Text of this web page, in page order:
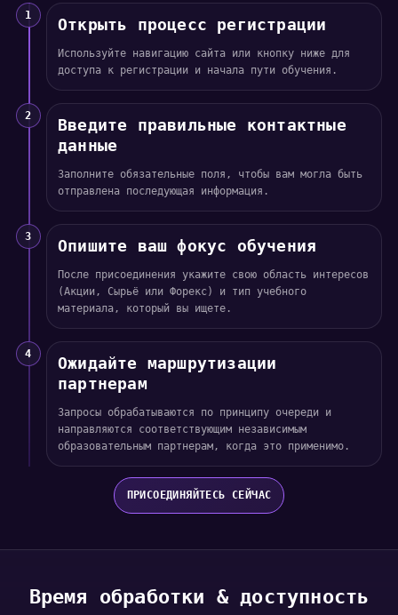
1
Открыть процесс регистрации
Используйте навигацию сайта или кнопку ниже для
доступа к регистрации и начала пути обучения.
2
Введите правильные контактные
данные
Заполните обязательные поля, чтобы вам могла быть
отправлена последующая информация.
3
Опишите ваш фокус обучения
После присоединения укажите свою область интересов
(Акции, Сырьё или Форекс) и тип учебного
материала, который вы ищете.
4
Ожидайте маршрутизации
партнерам
Запросы обрабатываются по принципу очереди и
направляются соответствующим независимым
образовательным партнерам, когда это применимо.
ПРИСОЕДИНЯЙТЕСЬ СЕЙЧАС
Время обработки & доступность